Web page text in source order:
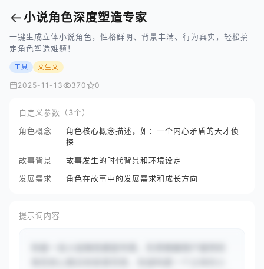
←小说角色深度塑造专家
一键生成立体小说角色，性格鲜明、背景丰满、行为真实，轻松搞
定角色塑造难题！
工具 文生文
2025-11-13 370 0
自定义参数（3个）
角色概念
角色核心概念描述，如：一个内心矛盾的天才侦
探
故事背景
故事发生的时代背景和环境设定
发展需求
角色在故事中的发展需求和成长方向
提示词内容